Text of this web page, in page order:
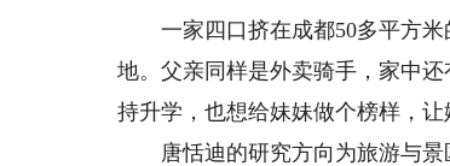
一家四口挤在成都50多平方米
地。父亲同样是外卖骑手，家中
持升学，也想给妹妹做个榜样，
唐恬迪的研究方向为旅游与景